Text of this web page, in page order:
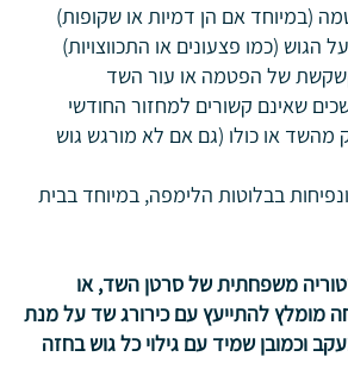
(במיוחד אם הן דמיות או שקופות)
הגוש (כמו פצעונים או התכווצויות)
של הפטמה או עור השד
שאינם קשורים למחזור החודשי
מהשד או כולו (גם אם לא מורגש גוש
בבלוטות הלימפה, במיוחד בבית
משפחתית של סרטן השד, או
מומלץ להתייעץ עם כירורג שד על מנת
וכמובן שמיד עם גילוי כל גוש בחזה